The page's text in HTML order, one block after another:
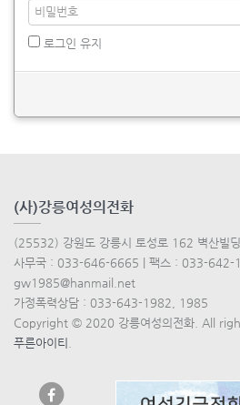
로그인 유지
(사)강릉여성의전화
(25532) 강원도 강릉시 토성로 162 벽산빌
사무국 : 033-646-6665 | 팩스 : 033-642-
gw1985@hanmail.net
가정폭력상담 : 033-643-1982, 1985
Copyright © 2020 강릉여성의전화. All
푸른아이티